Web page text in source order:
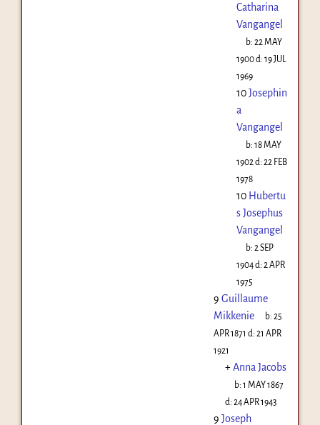
Catharina
Vangangel
b:22 MAY
1900d: 19 JUL
1969
10Josephin
a
Vangangel
b:18 MAY
1902 d: 22 FEB
1978
10 Hubertu
s Josephus
Vangangel
b:2 SEP
1904d: 2 APR
1975
9 Guillaume
Mikkenie
b:25
APR 1871 d: 21 APR
1921
+Anna Jacobs
b:1 MAY 1867
d: 24 APR 1943
9 Joseph